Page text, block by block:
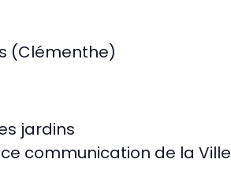
(Clémenthe)
jardins
communication de la Ville